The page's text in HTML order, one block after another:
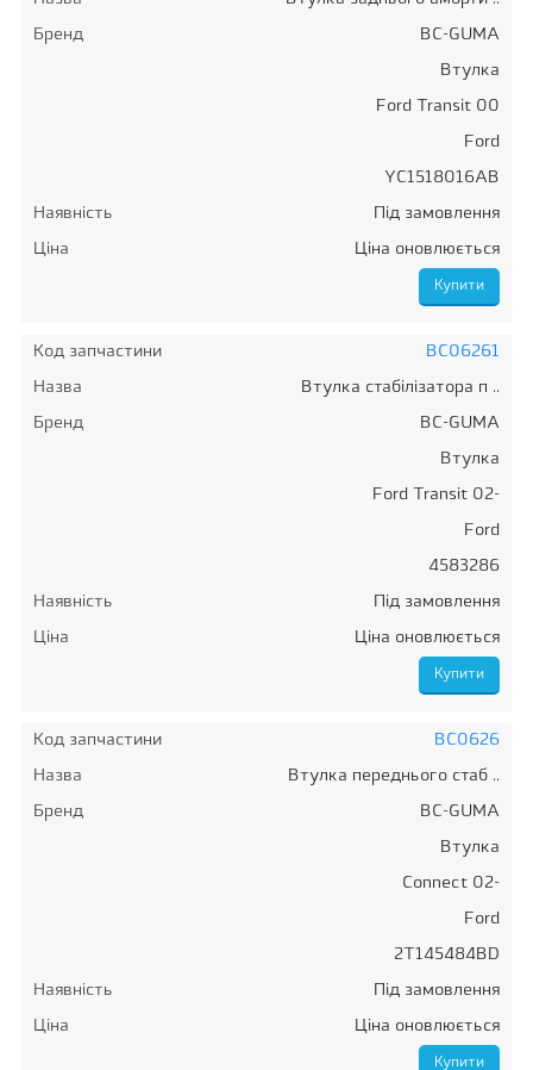
Бренд
BC-GUMA
Втулка
Ford Transit 00
Ford
YC1518016AB
Наявність
Під замовлення
Ціна
Ціна оновлюється
Код запчастини
BC06261
Назва
Втулка стабілізатора п ..
Бренд
BC-GUMA
Втулка
Ford Transit 02-
Ford
4583286
Наявність
Під замовлення
Ціна
Ціна оновлюється
Код запчастини
BC0626
Назва
Втулка переднього стаб ..
Бренд
BC-GUMA
Втулка
Connect 02-
Ford
2T145484BD
Наявність
Під замовлення
Ціна
Ціна оновлюється